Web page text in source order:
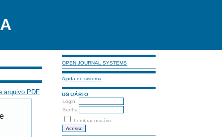
OPEN JOURNAL SYSTEMS
Ajuda do sistema
USUÁRIO
Login
Senha
Lembrar usuário
arquivo PDF